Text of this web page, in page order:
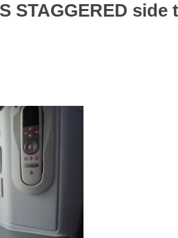
STAGGERED side